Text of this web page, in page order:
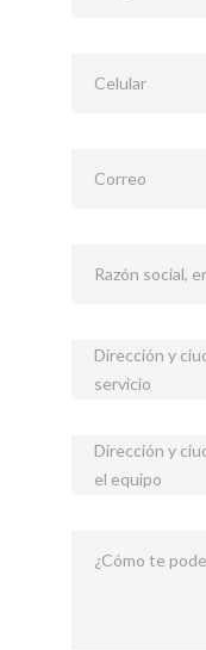
Celular
Correo
Razón social,
Dirección y
servicio
Dirección y
el equipo
¿Cómo te